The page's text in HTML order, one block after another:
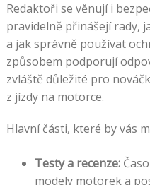
Redaktoři se věnují i
pravidelně přinášejí rady,
a jak správně používat
způsobem podporují
zvláště důležité pro
z jízdy na motorce.
Hlavní části, které by vás
Testy a recenze:
modely motorek a